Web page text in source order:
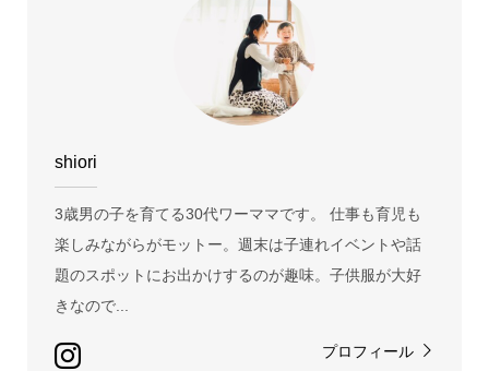
shiori
3歳男の子を育てる30代ワーママです。 仕事も育児も
楽しみながらがモットー。週末は子連れイベントや話
題のスポットにお出かけするのが趣味。子供服が大好
きなので...
プロフィール